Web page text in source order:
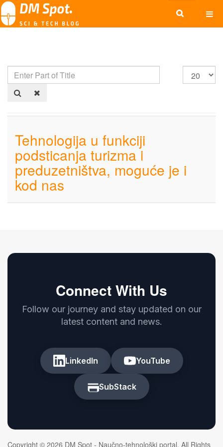
Tehnologija u funkciji
podsticanja turizma i
preduzetništva, moguće je i
kod nas
Connect With Us
Follow our journey and stay updated on our
latest content and news.
LinkedIn YouTube
SubStack
Copyright © 2026 DM Spot - Naučno-tehnološki portal. All Rights